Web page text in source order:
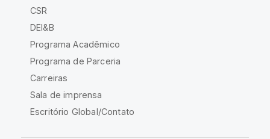
CSR
DEI&B
Programa Acadêmico
Programa de Parceria
Carreiras
Sala de imprensa
Escritório Global/Contato